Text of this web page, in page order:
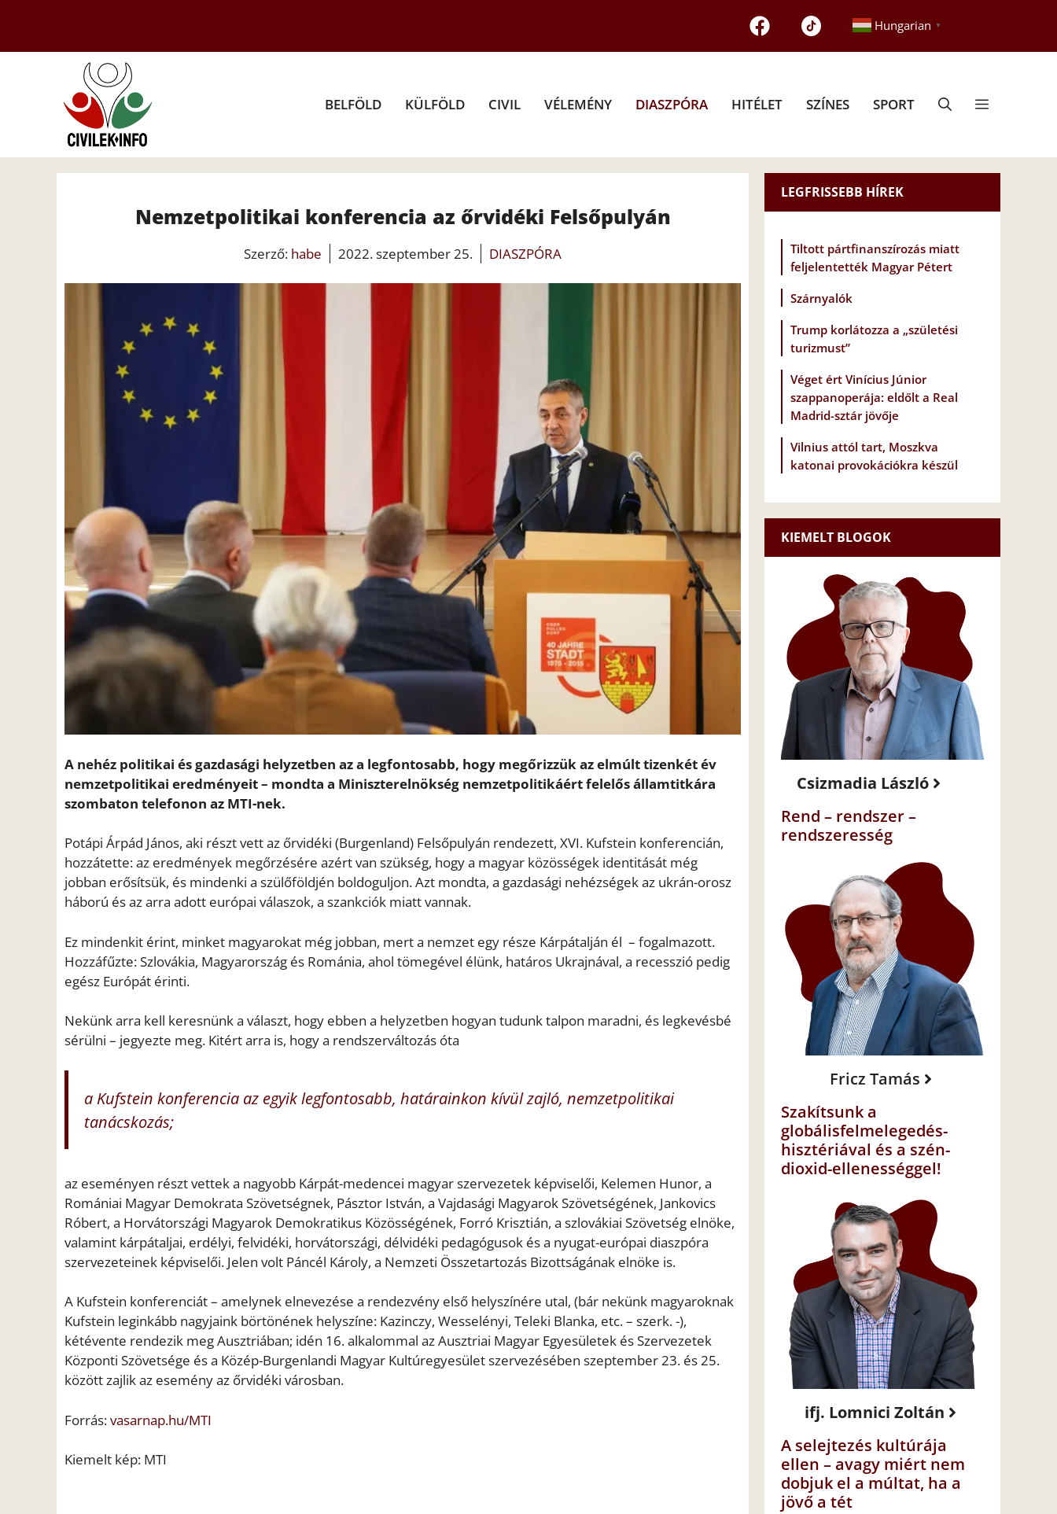
tartalomba
Hungarian ▼
BELFÖLD KÜLFÖLD CIVIL VÉLEMÉNY DIASZPÓRA HITÉLET SZÍNES SPORT
Nemzetpolitikai konferencia az őrvidéki Felsőpulyán
Szerző: habe 2022. szeptember 25. DIASZPÓRA
A nehéz politikai és gazdasági helyzetben az a legfontosabb, hogy megőrizzük az elmúlt tizenkét év
nemzetpolitikai eredményeit – mondta a Miniszterelnökség nemzetpolitikáért felelős államtitkára
szombaton telefonon az MTI-nek.
Potápi Árpád János, aki részt vett az őrvidéki (Burgenland) Felsőpulyán rendezett, XVI. Kufstein konferencián,
hozzátette: az eredmények megőrzésére azért van szükség, hogy a magyar közösségek identitását még
jobban erősítsük, és mindenki a szülőföldjén boldoguljon. Azt mondta, a gazdasági nehézségek az ukrán-orosz
háború és az arra adott európai válaszok, a szankciók miatt vannak.
Ez mindenkit érint, minket magyarokat még jobban, mert a nemzet egy része Kárpátalján él – fogalmazott.
Hozzáfűzte: Szlovákia, Magyarország és Románia, ahol tömegével élünk, határos Ukrajnával, a recesszió pedig
egész Európát érinti.
Nekünk arra kell keresnünk a választ, hogy ebben a helyzetben hogyan tudunk talpon maradni, és legkevésbé
sérülni – jegyezte meg. Kitért arra is, hogy a rendszerváltozás óta
a Kufstein konferencia az egyik legfontosabb, határainkon kívül zajló, nemzetpolitikai
tanácskozás;
az eseményen részt vettek a nagyobb Kárpát-medencei magyar szervezetek képviselői, Kelemen Hunor, a
Romániai Magyar Demokrata Szövetségnek, Pásztor István, a Vajdasági Magyarok Szövetségének, Jankovics
Róbert, a Horvátországi Magyarok Demokratikus Közösségének, Forró Krisztián, a szlovákiai Szövetség elnöke,
valamint kárpátaljai, erdélyi, felvidéki, horvátországi, délvidéki pedagógusok és a nyugat-európai diaszpóra
szervezeteinek képviselői. Jelen volt Páncél Károly, a Nemzeti Összetartozás Bizottságának elnöke is.
A Kufstein konferenciát – amelynek elnevezése a rendezvény első helyszínére utal, (bár nekünk magyaroknak
Kufstein leginkább nagyjaink börtönének helyszíne: Kazinczy, Wesselényi, Teleki Blanka, etc. – szerk. -),
kétévente rendezik meg Ausztriában; idén 16. alkalommal az Ausztriai Magyar Egyesületek és Szervezetek
Központi Szövetsége és a Közép-Burgenlandi Magyar Kultúregyesület szervezésében szeptember 23. és 25.
között zajlik az esemény az őrvidéki városban.
Forrás:vasarnap.hu/MTI
Kiemelt kép: MTI
LEGFRISSEBB HÍREK
Tiltott pártfinanszírozás miatt
feljelentették Magyar Pétert
Szárnyalók
Trump korlátozza a „születési
turizmust”
Véget ért Vinícius Júnior
szappanoperája: eldőlt a Real
Madrid-sztár jövője
Vilnius attól tart, Moszkva
katonai provokációkra készül
KIEMELT BLOGOK
Csizmadia László
Rend – rendszer –
rendszeresség
Fricz Tamás
Szakítsunk a
globálisfelmelegedés-
hisztériával és a szén-
dioxid-ellenességgel!
ifj. Lomnici Zoltán
A selejtezés kultúrája
ellen – avagy miért nem
dobjuk el a múltat, ha a
jövő a tét